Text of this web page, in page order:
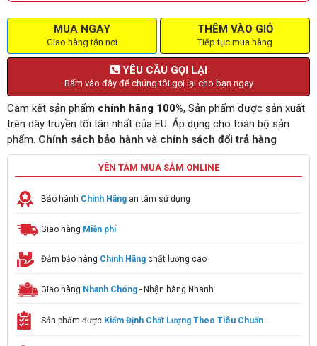
MUA NGAY
Giao hàng tận nơi
THÊM VÀO GIỎ
Tiếp tục mua hàng
YÊU CẦU GỌI LẠI
Bấm vào đây để chúng tôi gọi lại cho bạn ngay
Cam kết sản phẩm chính hãng 100%, Sản phẩm được sản xuất
trên dây truyền tối tân nhất của EU. Áp dụng cho toàn bộ sản
phẩm. Chính sách bảo hành và chính sách đổi trả hàng
YÊN TÂM MUA SẮM ONLINE
Bảo hành Chính Hãng an tâm sử dụng
Giao hàng Miễn phí
Đảm bảo hàng Chính Hãng chất lượng cao
Giao hàng Nhanh Chóng - Nhận hàng Nhanh
Sản phẩm được Kiểm Định Chất Lượng Theo Tiêu Chuẩn